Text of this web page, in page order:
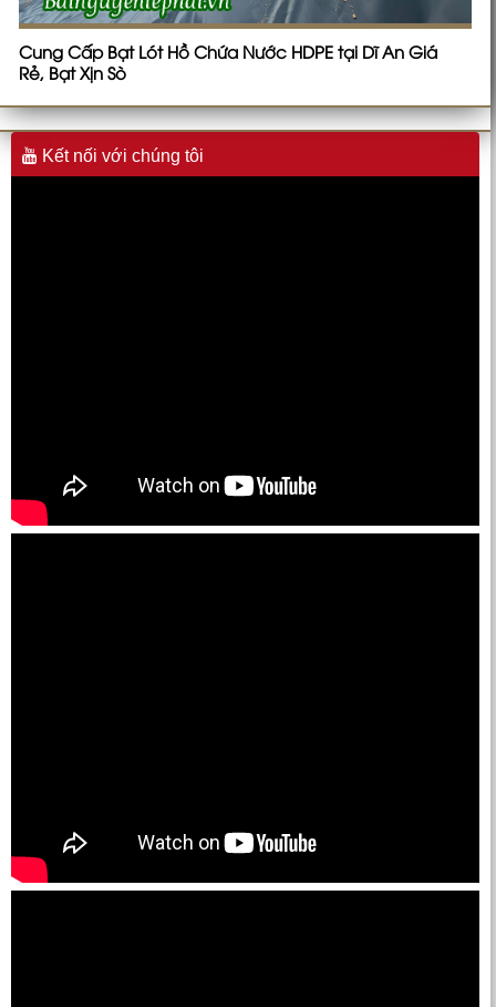
Cung Cấp Bạt Lót Hồ Chứa Nước HDPE tại Dĩ An Giá
Rẻ, Bạt Xịn Sò
Kết nối với chúng tôi